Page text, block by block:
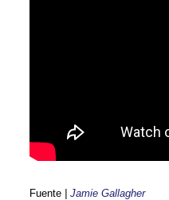
Fuente Jamie Gallagher